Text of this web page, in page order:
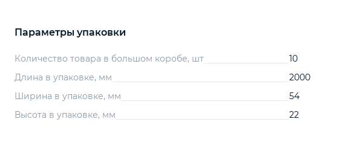
Параметры упаковки
Количество товара в большом коробе, шт
10
Длина в упаковке, мм
2000
Ширина в упаковке, мм
54
Высота в упаковке, мм
22